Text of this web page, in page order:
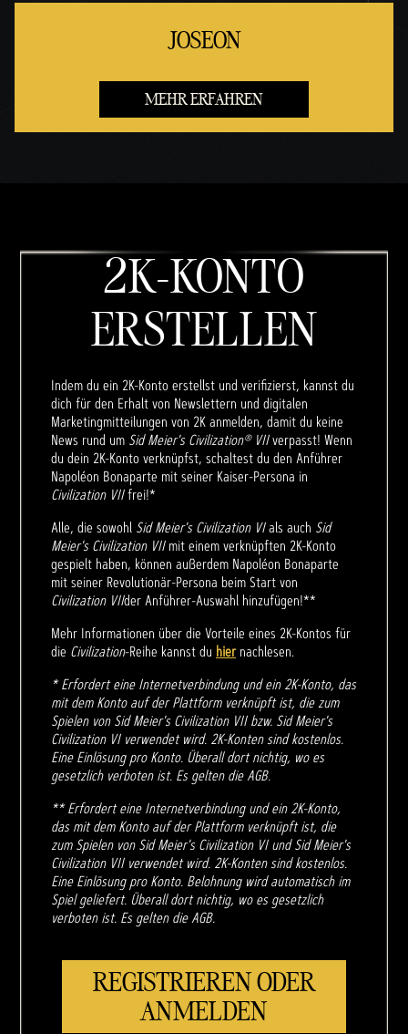
JOSEON
MEHR ERFAHREN
2K-KONTO
ERSTELLEN
Indem du ein 2K-Konto erstellst und verifizierst, kannst du
dich für den Erhalt von Newslettern und digitalen
Marketingmitteilungen von 2K anmelden, damit du keine
News rund um Sid Meier's Civilization® VIIverpasst! Wenn
du dein 2K-Konto verknüpfst, schaltest du den Anführer
Napoléon Bonaparte mit seiner Kaiser-Persona in
Civilization VIIfrei!*
Alle, die sowohl Sid Meier's Civilization VIals auch Sid
Meier's Civilization VIImit einem verknüpften 2K-Konto
gespielt haben, können außerdem Napoléon Bonaparte
mit seiner Revolutionär-Persona beim Start von
Civilization VIIder Anführer-Auswahl hinzufügen!**
Mehr Informationen über die Vorteile eines 2K-Kontos für
die Civilization-Reihe kannst du hiernachlesen.
* Erfordert eine Internetverbindung und ein 2K-Konto, das
mit dem Konto auf der Plattform verknüpft ist, die zum
Spielen von Sid Meier's Civilization VII bzw. Sid Meier's
Civilization VI verwendet wird. 2K-Konten sind kostenlos.
Eine Einlösung pro Konto. Überall dort nichtig, wo es
gesetzlich verboten ist. Es gelten die AGB.
** Erfordert eine Internetverbindung und ein 2K-Konto,
das mit dem Konto auf der Plattform verknüpft ist, die
zum Spielen von Sid Meier's Civilization VI und Sid Meier's
Civilization VII verwendet wird. 2K-Konten sind kostenlos.
Eine Einlösung pro Konto. Belohnung wird automatisch im
Spiel geliefert. Überall dort nichtig, wo es gesetzlich
verboten ist. Es gelten die AGB.
REGISTRIEREN ODER
ANMELDEN